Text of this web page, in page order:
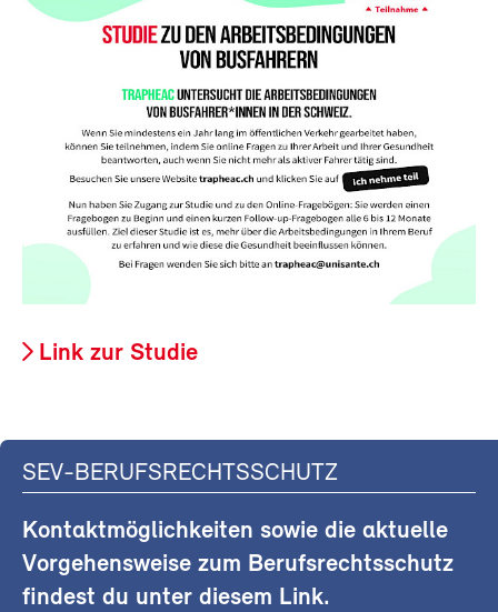
Link zur Studie
SEV-BERUFSRECHTSSCHUTZ
Kontaktmöglichkeiten sowie die aktuelle
Vorgehensweise zum Berufsrechtsschutz
findest du unter diesem Link.